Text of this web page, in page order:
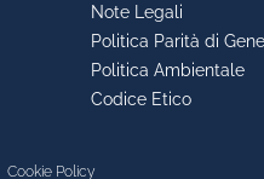
Note Legali
Politica Parità di
Politica Ambientale
Codice Etico
Cookie Policy